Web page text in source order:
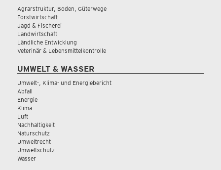
Agrarstruktur, Boden, Güterwege
Forstwirtschaft
Jagd & Fischerei
Landwirtschaft
Ländliche Entwicklung
Veterinär & Lebensmittelkontrolle
UMWELT & WASSER
Umwelt-, Klima- und Energiebericht
Abfall
Energie
Klima
Luft
Nachhaltigkeit
Naturschutz
Umweltrecht
Umweltschutz
Wasser